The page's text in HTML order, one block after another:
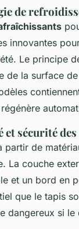
de
innovantes
Le principe
de la surface
sécurité
partir de
La couche
et un bord en
que le tapis
dangereux si le